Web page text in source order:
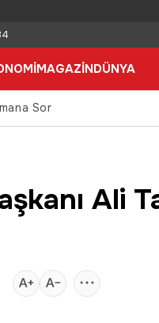
MAGAZİNDÜNYA
Sor
Ali